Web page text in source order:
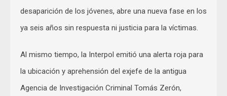
desaparición de los jóvenes, abre una nueva fase en los
ya seis años sin respuesta ni justicia para la víctimas.
Al mismo tiempo, la Interpol emitió una alerta roja para
la ubicación y aprehensión del exjefe de la antigua
Agencia de Investigación Criminal Tomás Zerón,